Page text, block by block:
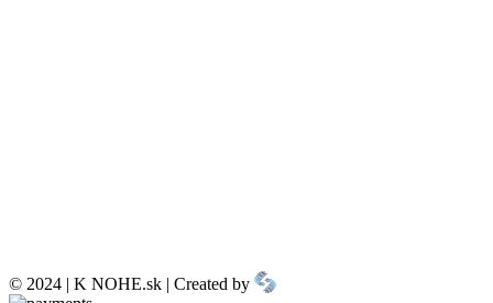
© 2024 | K NOHE.sk | Created by